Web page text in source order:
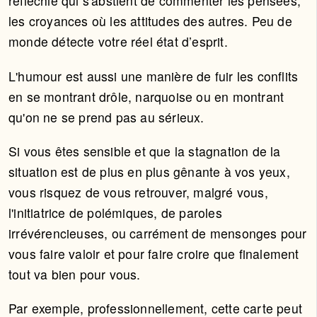
les croyances où les attitudes des autres. Peu de
monde détecte votre réel état d’esprit.
L'humour est aussi une manière de fuir les conflits
en se montrant drôle, narquoise ou en montrant
qu'on ne se prend pas au sérieux.
Si vous êtes sensible et que la stagnation de la
situation est de plus en plus gênante à vos yeux,
vous risquez de vous retrouver, malgré vous,
l'initiatrice de polémiques, de paroles
irrévérencieuses, ou carrément de mensonges pour
vous faire valoir et pour faire croire que finalement
tout va bien pour vous.
Par exemple, professionnellement, cette carte peut